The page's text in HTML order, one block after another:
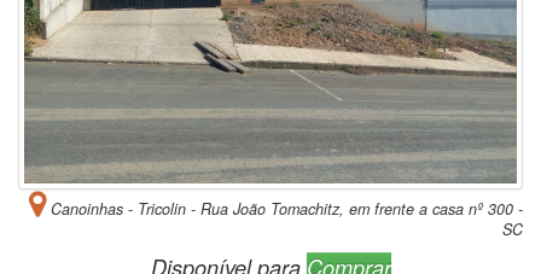
Canoinhas - Tricolin - Rua João Tomachitz, em frente a casa nº 300 -
SC
Disponível para Comprar